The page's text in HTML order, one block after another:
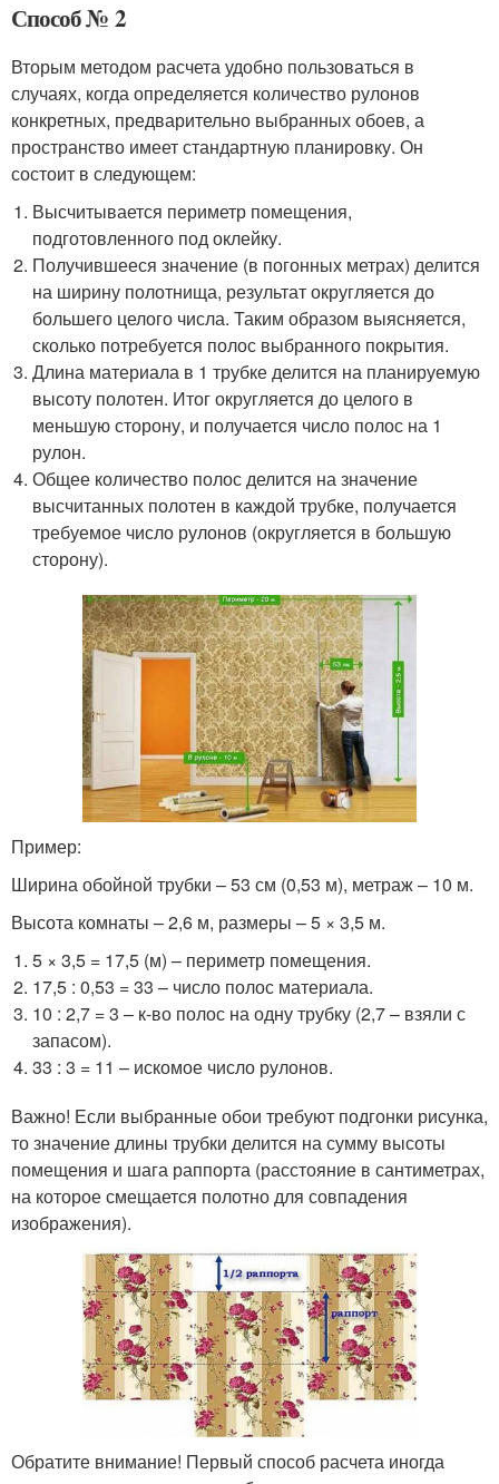
Способ № 2
Вторым методом расчета удобно пользоваться в
случаях, когда определяется количество рулонов
конкретных, предварительно выбранных обоев, а
пространство имеет стандартную планировку. Он
состоит в следующем:
Высчитывается периметр помещения,
подготовленного под оклейку.
Получившееся значение (в погонных метрах) делится
на ширину полотнища, результат округляется до
большего целого числа. Таким образом выясняется,
сколько потребуется полос выбранного покрытия.
Длина материала в 1 трубке делится на планируемую
высоту полотен. Итог округляется до целого в
меньшую сторону, и получается число полос на 1
рулон.
Общее количество полос делится на значение
высчитанных полотен в каждой трубке, получается
требуемое число рулонов (округляется в большую
сторону).
Пример:
Ширина обойной трубки – 53 см (0,53 м), метраж – 10 м.
Высота комнаты – 2,6 м, размеры – 5 × 3,5 м.
5 × 3,5 = 17,5 (м) – периметр помещения.
17,5 : 0,53 = 33 – число полос материала.
10 : 2,7 = 3 – к-во полос на одну трубку (2,7 – взяли с
запасом).
33 : 3 = 11 – искомое число рулонов.
Важно! Если выбранные обои требуют подгонки рисунка,
то значение длины трубки делится на сумму высоты
помещения и шага раппорта (расстояние в сантиметрах,
на которое смещается полотно для совпадения
изображения).
Обратите внимание! Первый способ расчета иногда